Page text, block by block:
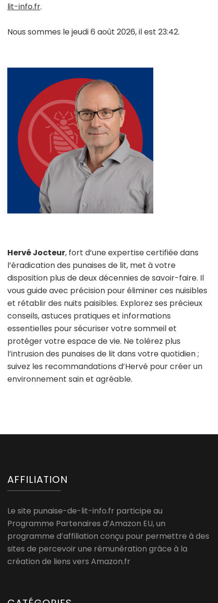
lit-info.fr.
Nous sommes le jeudi 6 août 2026, il est 23:42.
Hervé Jocteur, fort d’une expertise certifiée dans
l’éradication des punaises de lit, met à votre
disposition plus de deux décennies de savoir-faire. Il
vous guide avec précision pour éliminer ces nuisibles
et rétablir des nuits paisibles. Explorez ses précieux
conseils, astuces pratiques et informations
essentielles pour sécuriser votre sommeil et
protéger votre espace de vie. Ne tolérez plus
l’intrusion des punaises de lit dans votre quotidien ;
suivez les recommandations d’Hervé pour créer un
environnement sain et agréable.
AFFILIATION
Le site punaise-de-lit-info.fr participe au
Programme Partenaires d’Amazon EU, un
programme d’affiliation conçu pour permettre à des
sites de percevoir une rémunération grâce à la
création de liens vers Amazon.fr